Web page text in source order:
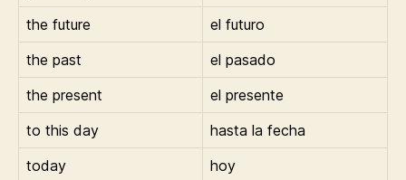
the future
el futuro
the past
el pasado
the present
el presente
to this day
hasta la fecha
today
hoy